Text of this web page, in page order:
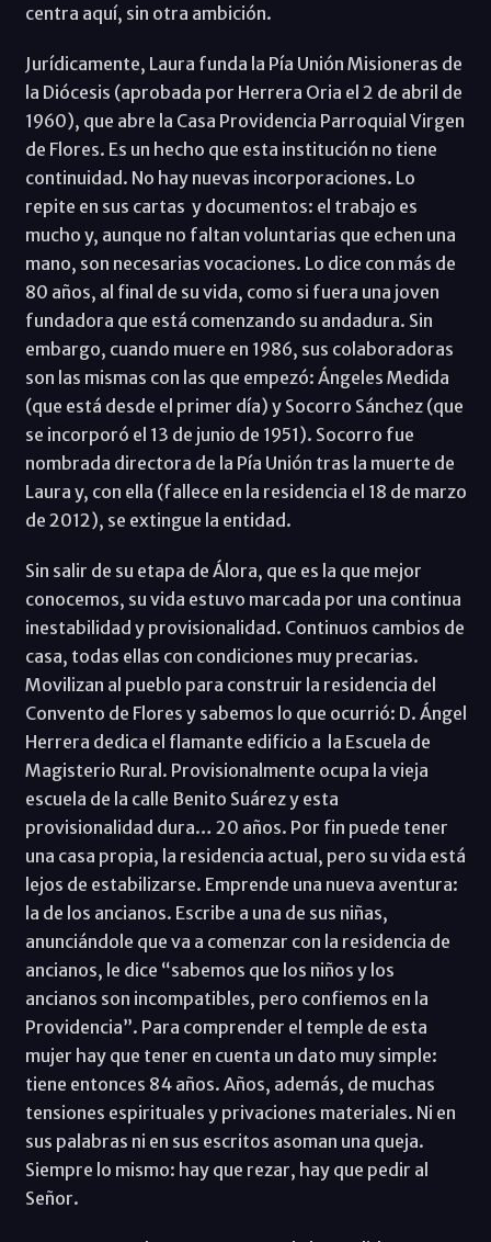
centra aquí, sin otra ambición.
Jurídicamente, Laura funda la Pía Unión Misioneras de
la Diócesis (aprobada por Herrera Oria el 2 de abril de
1960), que abre la Casa Providencia Parroquial Virgen
de Flores. Es un hecho que esta institución no tiene
continuidad. No hay nuevas incorporaciones. Lo
repite en sus cartas y documentos: el trabajo es
mucho y, aunque no faltan voluntarias que echen una
mano, son necesarias vocaciones. Lo dice con más de
80 años, al final de su vida, como si fuera una joven
fundadora que está comenzando su andadura. Sin
embargo, cuando muere en 1986, sus colaboradoras
son las mismas con las que empezó: Ángeles Medida
(que está desde el primer día) y Socorro Sánchez (que
se incorporó el 13 de junio de 1951). Socorro fue
nombrada directora de la Pía Unión tras la muerte de
Laura y, con ella (fallece en la residencia el 18 de marzo
de 2012), se extingue la entidad.
Sin salir de su etapa de Álora, que es la que mejor
conocemos, su vida estuvo marcada por una continua
inestabilidad y provisionalidad. Continuos cambios de
casa, todas ellas con condiciones muy precarias.
Movilizan al pueblo para construir la residencia del
Convento de Flores y sabemos lo que ocurrió: D. Ángel
Herrera dedica el flamante edificio a la Escuela de
Magisterio Rural. Provisionalmente ocupa la vieja
escuela de la calle Benito Suárez y esta
provisionalidad dura… 20 años. Por fin puede tener
una casa propia, la residencia actual, pero su vida está
lejos de estabilizarse. Emprende una nueva aventura:
la de los ancianos. Escribe a una de sus niñas,
anunciándole que va a comenzar con la residencia de
ancianos, le dice “sabemos que los niños y los
ancianos son incompatibles, pero confiemos en la
Providencia”. Para comprender el temple de esta
mujer hay que tener en cuenta un dato muy simple:
tiene entonces 84 años. Años, además, de muchas
tensiones espirituales y privaciones materiales. Ni en
sus palabras ni en sus escritos asoman una queja.
Siempre lo mismo: hay que rezar, hay que pedir al
Señor.